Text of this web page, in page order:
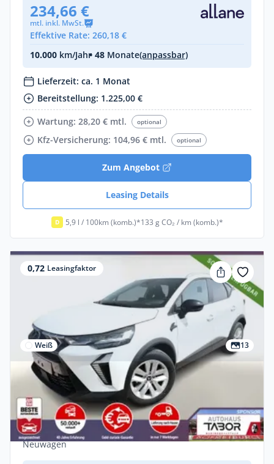
234,66 €
mtl. inkl. MwSt.
Effektive Rate: 260,18 €
10.000 km/Jahr• 48 Monate(anpassbar)
Lieferzeit: ca. 1 Monat
Bereitstellung: 1.225,00 €
Wartung: 28,20 € mtl.
optional
Kfz-Versicherung: 104,96 € mtl. optional
Zum Angebot
Leasing Details
D 5,9 l / 100km (komb.)*133 g CO₂ / km (komb.)*
0,72 Leasingfaktor
Weiß 13
Gewerbe
Mitsubishi ASX Plus MT SHZ LED+ Keyl
LM17 CarPlay PrivG Kam
Benzin • Manuell •
91 PS (67 kW)
Neuwagen